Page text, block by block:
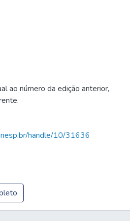
ao número da edição anterior,
handle/10/31636